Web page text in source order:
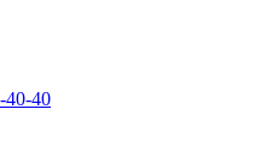
40-40